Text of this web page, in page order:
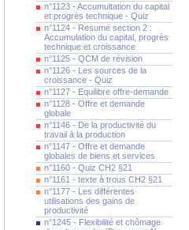
n°1123 - Accumultation du capital
et progrès technique - Quiz
n°1124 - Resumé section 2 :
Accumulation du capital, progrès
technique et croissance
n°1125 - QCM de révision
n°1126 - Les sources de la
croissance - Quiz
n°1127 - Equilibre offre-demande
n°1128 - Offre et demande
globale
n°1146 - De la productivité du
travail à la production
n°1147 - Offre et demande
globales de biens et services
n°1160 - Quiz CH2 §21
n°1161 - texte à trous CH2 §21
n°1177 - Les différentes
utilisations des gains de
productivité
n°1245 - Flexibilité et chômage